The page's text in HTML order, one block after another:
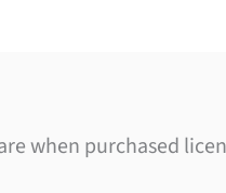
when purchased